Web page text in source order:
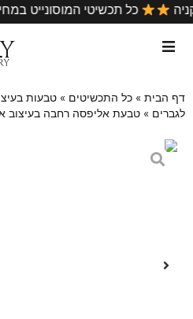
קניה כל תכשיטי המוסונייט
דף הבית » כל התכשיטים » טבעות
לגברים » טבעת אליפסה רחבה בעיצוב